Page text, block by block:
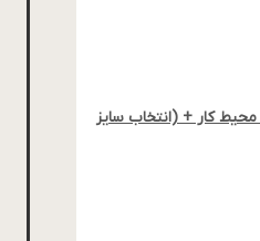
کار + (انتخاب سایز